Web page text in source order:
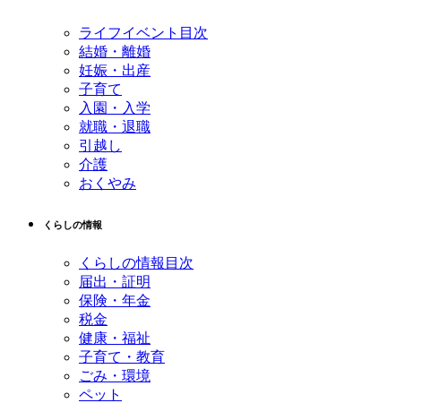
ライフイベント目次
結婚・離婚
妊娠・出産
子育て
入園・入学
就職・退職
引越し
介護
おくやみ
くらしの情報
くらしの情報目次
届出・証明
保険・年金
税金
健康・福祉
子育て・教育
ごみ・環境
ペット